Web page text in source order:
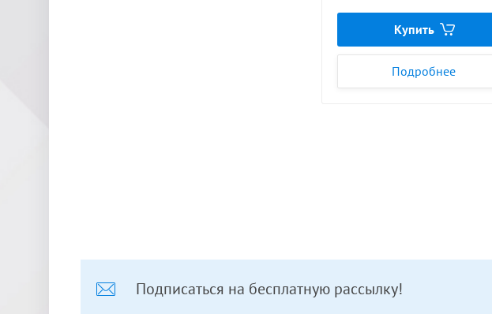
Купить
Подробнее
Подписаться на бесплатную рассылку!